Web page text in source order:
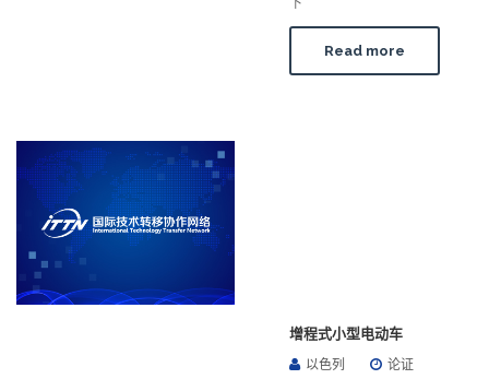
下
Read more
增程式小型电动车
以色列
论证